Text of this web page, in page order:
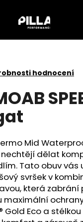
hodnocení
Mid
dělat
Tato obuv vás
svršek v
která
maximální
Eco a stélkou